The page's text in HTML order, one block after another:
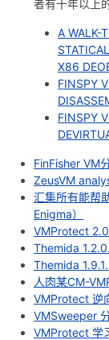
者有十年以上
A WALK-
X86
FINSPY
FINSPY
FinFisher VM
ZeusVM
汇集所有能帮
Enigma）
VMProtect
Themida
Themida
人肉某CM-
VMProtect 逆
VMSweeper
VMProtect 学